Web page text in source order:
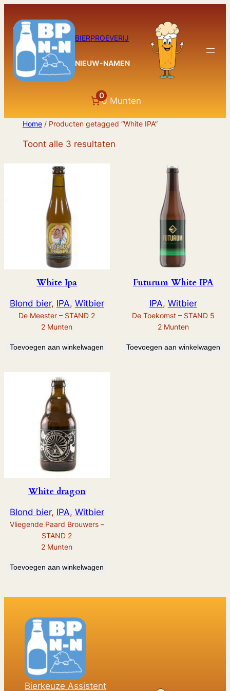
naar
inhoud
BIERPROEVERIJ
NIEUW-NAMEN
0
0 Munten
Home/ Producten getagged “White IPA”
Toont alle 3 resultaten
White Ipa
Blond bier, IPA, Witbier
De Meester – STAND 2
2 Munten
Toevoegen aan winkelwagen
Futurum White IPA
IPA, Witbier
De Toekomst – STAND 5
2 Munten
Toevoegen aan winkelwagen
White dragon
Blond bier, IPA, Witbier
Vliegende Paard Brouwers –
STAND 2
2 Munten
Toevoegen aan winkelwagen
Bierkeuze Assistent